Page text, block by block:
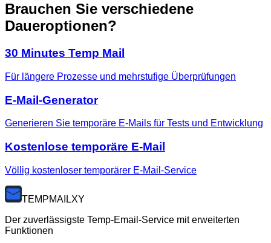
Brauchen Sie verschiedene
Daueroptionen?
30 Minutes Temp Mail
Für längere Prozesse und mehrstufige Überprüfungen
E-Mail-Generator
Generieren Sie temporäre E-Mails für Tests und Entwicklung
Kostenlose temporäre E-Mail
Völlig kostenloser temporärer E-Mail-Service
TEMPMAILXY
Der zuverlässigste Temp-Email-Service mit erweiterten
Funktionen